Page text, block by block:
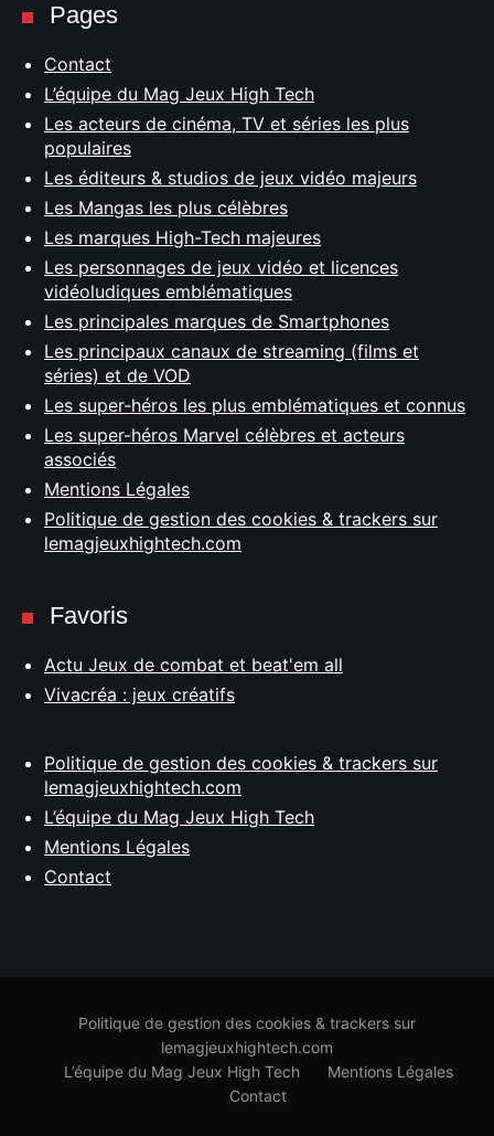
Pages
Contact
L’équipe du Mag Jeux High Tech
Les acteurs de cinéma, TV et séries les plus
populaires
Les éditeurs & studios de jeux vidéo majeurs
Les Mangas les plus célèbres
Les marques High-Tech majeures
Les personnages de jeux vidéo et licences
vidéoludiques emblématiques
Les principales marques de Smartphones
Les principaux canaux de streaming (films et
séries) et de VOD
Les super-héros les plus emblématiques et connus
Les super-héros Marvel célèbres et acteurs
associés
Mentions Légales
Politique de gestion des cookies & trackers sur
lemagjeuxhightech.com
Favoris
Actu Jeux de combat et beat'em all
Vivacréa : jeux créatifs
Politique de gestion des cookies & trackers sur
lemagjeuxhightech.com
L’équipe du Mag Jeux High Tech
Mentions Légales
Contact
Politique de gestion des cookies & trackers sur
lemagjeuxhightech.com
L’équipe du Mag Jeux High Tech
Mentions Légales
Contact